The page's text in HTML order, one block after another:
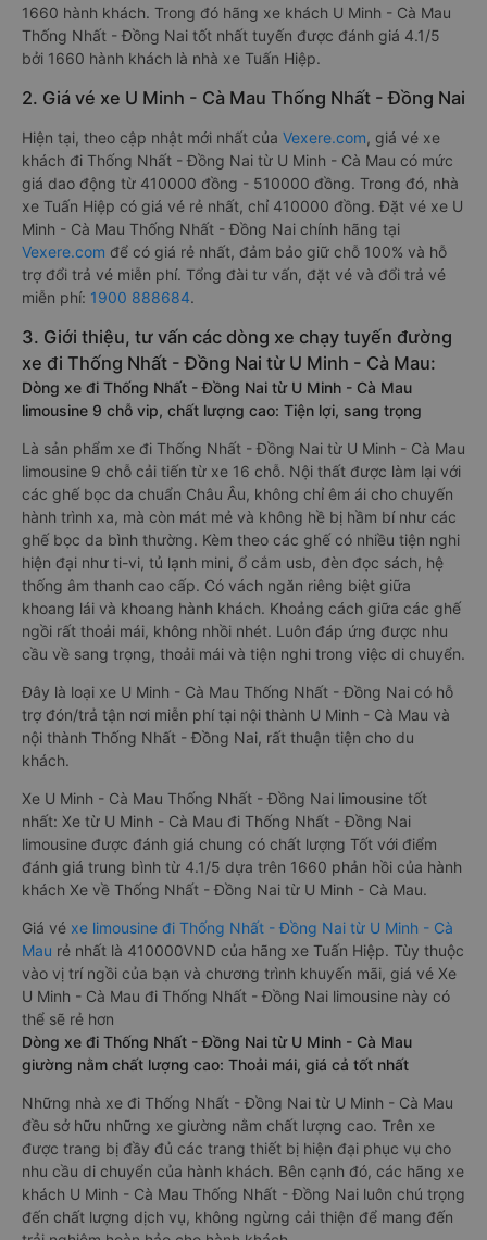
1660 hành khách. Trong đó hãng xe khách U Minh - Cà Mau
Thống Nhất - Đồng Nai tốt nhất tuyến được đánh giá 4.1/5
bởi 1660 hành khách là nhà xe Tuấn Hiệp.
2. Giá vé xe U Minh - Cà Mau Thống Nhất - Đồng Nai
Hiện tại, theo cập nhật mới nhất của Vexere.com, giá vé xe
khách đi Thống Nhất - Đồng Nai từ U Minh - Cà Mau có mức
giá dao động từ 410000 đồng - 510000 đồng. Trong đó, nhà
xe Tuấn Hiệp có giá vé rẻ nhất, chỉ 410000 đồng. Đặt vé xe U
Minh - Cà Mau Thống Nhất - Đồng Nai chính hãng tại
Vexere.com để có giá rẻ nhất, đảm bảo giữ chỗ 100% và hỗ
trợ đổi trả vé miễn phí. Tổng đài tư vấn, đặt vé và đổi trả vé
miễn phí: 1900 888684.
3. Giới thiệu, tư vấn các dòng xe chạy tuyến đường
xe đi Thống Nhất - Đồng Nai từ U Minh - Cà Mau:
Dòng xe đi Thống Nhất - Đồng Nai từ U Minh - Cà Mau
limousine 9 chỗ vip, chất lượng cao: Tiện lợi, sang trọng
Là sản phẩm xe đi Thống Nhất - Đồng Nai từ U Minh - Cà Mau
limousine 9 chỗ cải tiến từ xe 16 chỗ. Nội thất được làm lại với
các ghế bọc da chuẩn Châu Âu, không chỉ êm ái cho chuyến
hành trình xa, mà còn mát mẻ và không hề bị hầm bí như các
ghế bọc da bình thường. Kèm theo các ghế có nhiều tiện nghi
hiện đại như ti-vi, tủ lạnh mini, ổ cắm usb, đèn đọc sách, hệ
thống âm thanh cao cấp. Có vách ngăn riêng biệt giữa
khoang lái và khoang hành khách. Khoảng cách giữa các ghế
ngồi rất thoải mái, không nhồi nhét. Luôn đáp ứng được nhu
cầu về sang trọng, thoải mái và tiện nghi trong việc di chuyển.
Đây là loại xe U Minh - Cà Mau Thống Nhất - Đồng Nai có hỗ
trợ đón/trả tận nơi miễn phí tại nội thành U Minh - Cà Mau và
nội thành Thống Nhất - Đồng Nai, rất thuận tiện cho du
khách.
Xe U Minh - Cà Mau Thống Nhất - Đồng Nai limousine tốt
nhất: Xe từ U Minh - Cà Mau đi Thống Nhất - Đồng Nai
limousine được đánh giá chung có chất lượng Tốt với điểm
đánh giá trung bình từ 4.1/5 dựa trên 1660 phản hồi của hành
khách Xe về Thống Nhất - Đồng Nai từ U Minh - Cà Mau.
Giá vé xe limousine đi Thống Nhất - Đồng Nai từ U Minh - Cà
Mau rẻ nhất là 410000VND của hãng xe Tuấn Hiệp. Tùy thuộc
vào vị trí ngồi của bạn và chương trình khuyến mãi, giá vé Xe
U Minh - Cà Mau đi Thống Nhất - Đồng Nai limousine này có
thể sẽ rẻ hơn
Dòng xe đi Thống Nhất - Đồng Nai từ U Minh - Cà Mau
giường nằm chất lượng cao: Thoải mái, giá cả tốt nhất
Những nhà xe đi Thống Nhất - Đồng Nai từ U Minh - Cà Mau
đều sở hữu những xe giường nằm chất lượng cao. Trên xe
được trang bị đầy đủ các trang thiết bị hiện đại phục vụ cho
nhu cầu di chuyển của hành khách. Bên cạnh đó, các hãng xe
khách U Minh - Cà Mau Thống Nhất - Đồng Nai luôn chú trọng
đến chất lượng dịch vụ, không ngừng cải thiện để mang đến